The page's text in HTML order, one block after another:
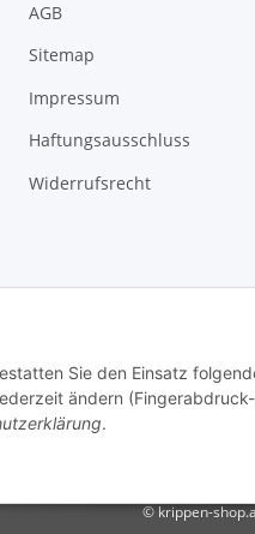
Sie den Einsatz
ändern
.
AGB
Sitemap
Impressum
Haftungsausschluss
Widerrufsrecht
© krippen-